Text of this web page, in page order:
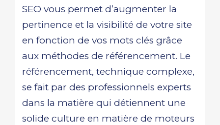
SEO vous permet d’augmenter la
pertinence et la visibilité de votre site
en fonction de vos mots clés grâce
aux méthodes de référencement. Le
référencement, technique complexe,
se fait par des professionnels experts
dans la matière qui détiennent une
solide culture en matière de moteurs